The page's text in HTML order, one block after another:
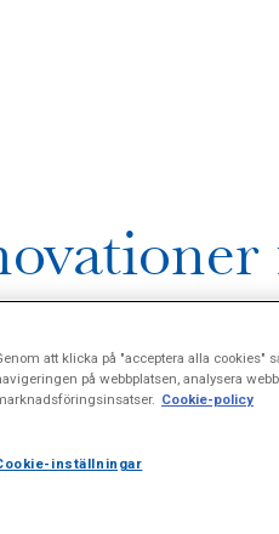
in till en
att klicka på "acceptera alla cookies"
på webbplatsen, analysera
Cookie-policy
inställningar